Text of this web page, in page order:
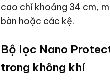
cao chỉ khoảng 34 cm,
bàn hoặc các kệ.
Bộ lọc Nano
trong không khí